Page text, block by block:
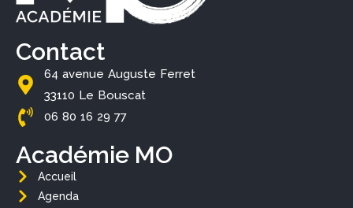
Contact
64 avenue Auguste Ferret
33110 Le Bouscat
06 80 16 29 77
Académie MO
Accueil
Agenda